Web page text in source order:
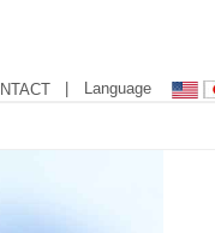
| Language